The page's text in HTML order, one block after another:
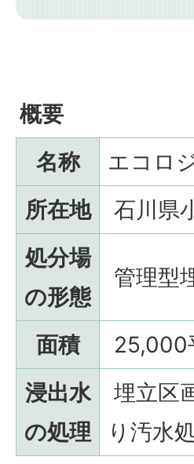
概要
名称
エコロ
所在地
石川県
処分場
の形態
管理型
面積
25,000
浸出水
の処理
埋立区
り汚水